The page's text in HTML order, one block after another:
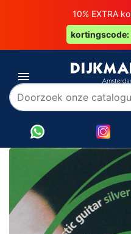
10% EXTRA
kortingscode: